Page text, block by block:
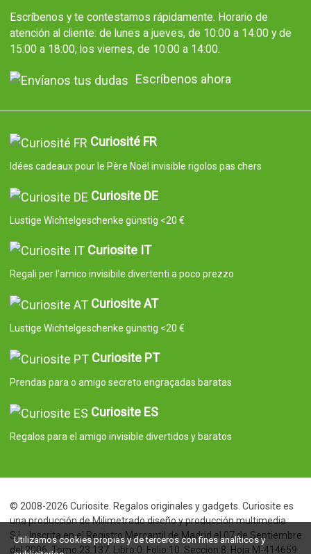
Escríbenos y te contestamos rápidamente. Horario de
atención al cliente: de lunes a jueves, de 10:00 a 14:00 y de
15:00 a 18:00; los viernes, de 10:00 a 14:00.
Escríbenos ahora
Curiosité FR
Idées cadeaux pour le Père Noël invisible rigolos pas chers
Curiosite DE
Lustige Wichtelgeschenke günstig <20 €
Curiosite IT
Regali per l'amico invisibile divertenti a poco prezzo
Curiosite AT
Lustige Wichtelgeschenke günstig <20 €
Curiosite PT
Prendas para o amigo secreto engraçadas baratas
Curiosite ES
Regalos para el amigo invisible divertidos y baratos
© 2008-2026 Curiosite. Regalos originales y gadgets. Curiosite es
una producción de Milimetrado diseño y producción multimedia
S.L.. Inscrita en el Registro Mercantil de Madrid el 07 de Septiembre
del 2006. Tomo:23.137. Libro:0. Folio:10. Seccion:8. Hoja:M-414659
Utilizamos cookies propias y de terceros con fines analíticos y